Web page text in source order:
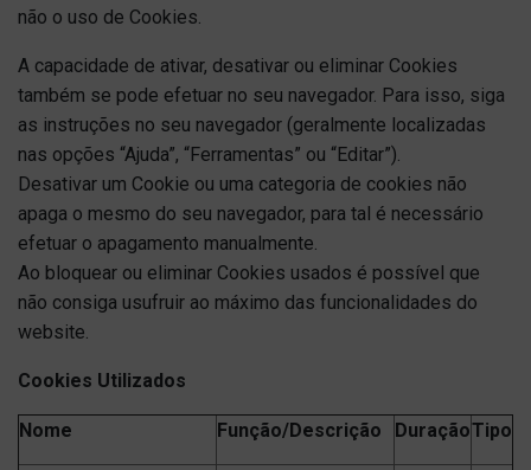
não o uso de Cookies.
A capacidade de ativar, desativar ou eliminar Cookies
também se pode efetuar no seu navegador. Para isso, siga
as instruções no seu navegador (geralmente localizadas
nas opções “Ajuda”, “Ferramentas” ou “Editar”).
Desativar um Cookie ou uma categoria de cookies não
apaga o mesmo do seu navegador, para tal é necessário
efetuar o apagamento manualmente.
Ao bloquear ou eliminar Cookies usados é possível que
não consiga usufruir ao máximo das funcionalidades do
website.
Cookies Utilizados
Nome Função/Descrição DuraçãoTipo